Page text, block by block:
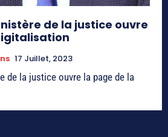
de la justice ouvre
17 Juillet, 2023
de la justice ouvre la page de la